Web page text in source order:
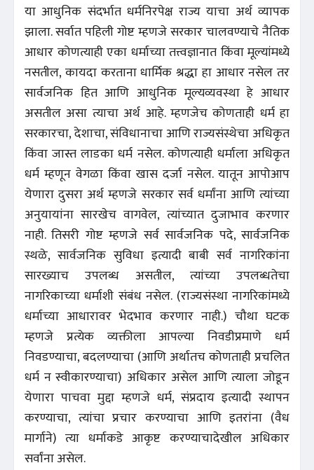
या आधुनिक संदर्भात धर्मनिरपेक्ष राज्य याचा अर्थ व्यापक
झाला. सर्वात पहिली गोष्ट म्हणजे सरकार चालवण्याचे नैतिक
आधार कोणत्याही एका धर्माच्या तत्त्वज्ञानात किंवा मूल्यांमध्ये
नसतील, कायदा करताना धार्मिक श्रद्धा हा आधार नसेल तर
सार्वजनिक हित आणि आधुनिक मूल्यव्यवस्था हे आधार
असतील असा त्याचा अर्थ आहे. म्हणजेच कोणताही धर्म हा
सरकारचा, देशाचा, संविधानाचा आणि राज्यसंस्थेचा अधिकृत
किंवा जास्त लाडका धर्म नसेल. कोणत्याही धर्माला अधिकृत
धर्म म्हणून वेगळा किंवा खास दर्जा नसेल. यातून आपोआप
येणारा दुसरा अर्थ म्हणजे सरकार सर्व धर्मांना आणि त्यांच्या
अनुयायांना सारखेच वागवेल, त्यांच्यात दुजाभाव करणार
नाही. तिसरी गोष्ट म्हणजे सर्व सार्वजनिक पदे, सार्वजनिक
स्थळे, सार्वजनिक सुविधा इत्यादी बाबी सर्व नागरिकांना
सारख्याच उपलब्ध असतील, त्यांच्या उपलब्धतेचा
नागरिकाच्या धर्माशी संबंध नसेल. (राज्यसंस्था नागरिकांमध्ये
धर्माच्या आधारावर भेदभाव करणार नाही.) चौथा घटक
म्हणजे प्रत्येक व्यक्तीला आपल्या निवडीप्रमाणे धर्म
निवडण्याचा, बदलण्याचा (आणि अर्थातच कोणताही प्रचलित
धर्म न स्वीकारण्याचा) अधिकार असेल आणि त्याला जोडून
येणारा पाचवा मुद्दा म्हणजे धर्म, संप्रदाय इत्यादी स्थापन
करण्याचा, त्यांचा प्रचार करण्याचा आणि इतरांना (वैध
मार्गाने) त्या धर्माकडे आकृष्ट करण्याचादेखील अधिकार
सर्वांना असेल.